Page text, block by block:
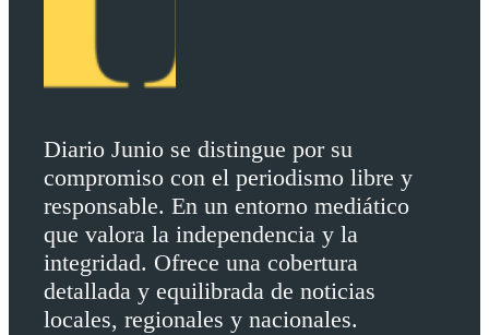
Diario Junio se distingue por su
compromiso con el periodismo libre y
responsable. En un entorno mediático
que valora la independencia y la
integridad. Ofrece una cobertura
detallada y equilibrada de noticias
locales, regionales y nacionales.